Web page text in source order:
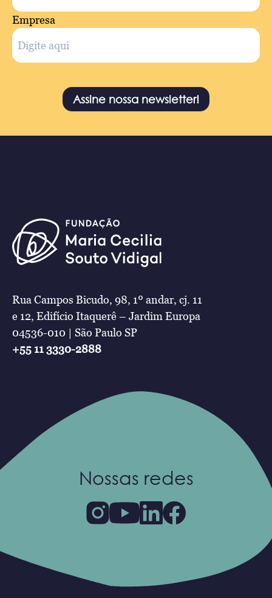
Empresa
Assine nossa newsletter!
Rua Campos Bicudo, 98, 1º andar, cj. 11
e 12, Edifício Itaquerê – Jardim Europa
04536-010 | São Paulo SP
+55 11 3330-2888
Nossas redes